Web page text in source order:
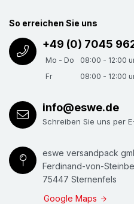
So erreichen Sie uns
+49 (0) 7045
Mo - Do
08:00 - 12:00
Fr
08:00 - 12:00
info@eswe.de
Schreiben Sie uns per
eswe versandpack
Ferdinand-von-
75447 Sternenfels
Google Maps